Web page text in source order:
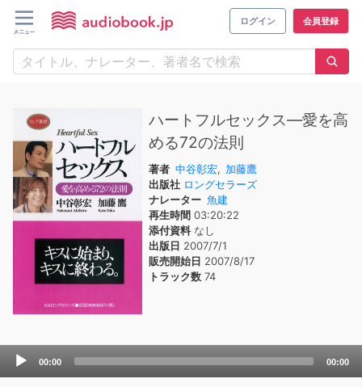
ログイン 会員登録
ハートフルセックス―愛を高
める72の法則
著者 中谷彰宏, 加藤鷹
出版社 ロングセラーズ
ナレーター 魚建
再生時間 03:20:22
添付資料なし
出版日 2007/7/1
販売開始日 2007/8/17
トラック数 74
Audio
Player
00:00 00:00